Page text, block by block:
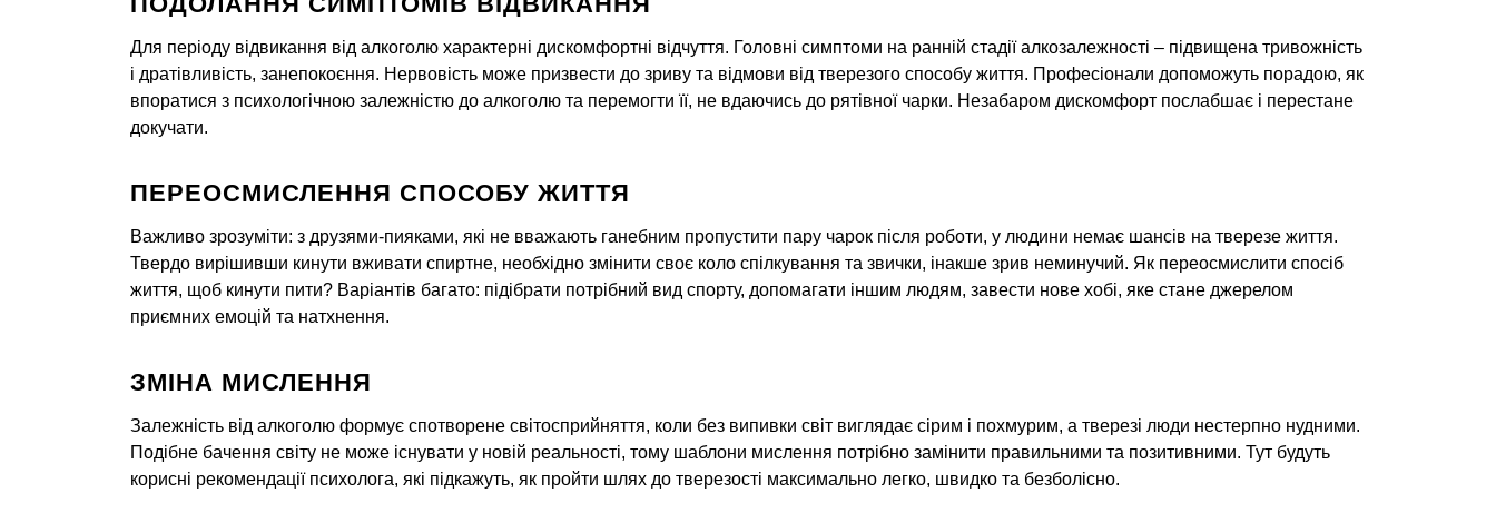
Для періоду відвикання від алкоголю характерні дискомфортні відчуття. Головні симптоми на ранній стадії алкозалежності – підвищена тривожність
і дратівливість, занепокоєння. Нервовість може призвести до зриву та відмови від тверезого способу життя. Професіонали допоможуть порадою, як
впоратися з психологічною залежністю до алкоголю та перемогти її, не вдаючись до рятівної чарки. Незабаром дискомфорт послабшає і перестане
докучати.
ПЕРЕОСМИСЛЕННЯ СПОСОБУ ЖИТТЯ
Важливо зрозуміти: з друзями-пияками, які не вважають ганебним пропустити пару чарок після роботи, у людини немає шансів на тверезе життя.
Твердо вирішивши кинути вживати спиртне, необхідно змінити своє коло спілкування та звички, інакше зрив неминучий. Як переосмислити спосіб
життя, щоб кинути пити? Варіантів багато: підібрати потрібний вид спорту, допомагати іншим людям, завести нове хобі, яке стане джерелом
приємних емоцій та натхнення.
ЗМІНА МИСЛЕННЯ
Залежність від алкоголю формує спотворене світосприйняття, коли без випивки світ виглядає сірим і похмурим, а тверезі люди нестерпно нудними.
Подібне бачення світу не може існувати у новій реальності, тому шаблони мислення потрібно замінити правильними та позитивними. Тут будуть
корисні рекомендації психолога, які підкажуть, як пройти шлях до тверезості максимально легко, швидко та безболісно.